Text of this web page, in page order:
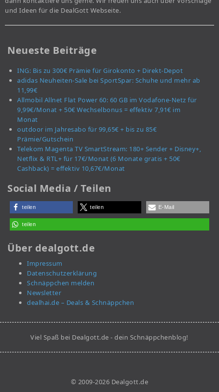
und Ideen für die DealGott Webseite.
Neueste Beiträge
ING: Bis zu 300€ Prämie für Girokonto + Direkt-Depot
adidas Neuheiten-Sale bei SportSpar: Schuhe und mehr ab
11,99€
Allmobil Allnet Flat Power 60: 60 GB im Vodafone-Netz für
9,99€/Monat + 50€ Wechselbonus = effektiv 7,91€ im
Monat
outdoor im Jahresabo für 99,65€ + bis zu 85€
Prämie/Gutschein
Telekom Magenta TV SmartStream: 180+ Sender + Disney+,
Netflix & RTL+ für 17€/Monat (6 Monate gratis + 50€
Cashback) = effektiv 10,67€/Monat
Social Media / Teilen
teilen teilen E-Mail
teilen
Über dealgott.de
Impressum
Datenschutzerklärung
Schnäppchen melden
Newsletter
dealhai.de – Deals & Schnäppchen
Viel Spaß bei Dealgott.de - dein Schnäppchenblog!
© 2009-2026 Dealgott.de